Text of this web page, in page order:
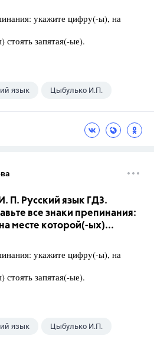
укажите цифру(-ы), на
запятая(-ые).
язык Цыбулько И.П.
П. Русский язык ГДЗ.
все знаки препинания:
месте которой(-ых)...
укажите цифру(-ы), на
запятая(-ые).
язык Цыбулько И.П.